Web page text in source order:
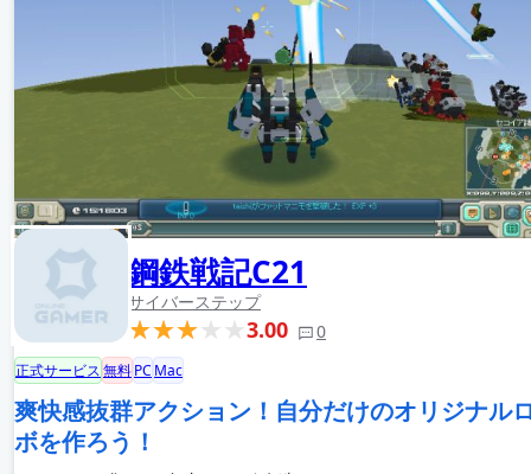
鋼鉄戦記C21
サイバーステップ
3.00 0
正式サービス無料PC Mac
爽快感抜群アクション！自分だけのオリジナル
ボを作ろう！